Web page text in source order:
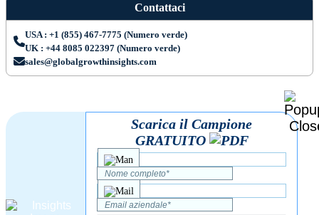
Contattaci
USA : +1 (855) 467-7775 (Numero verde)
UK : +44 8085 022397 (Numero verde)
sales@globalgrowthinsights.com
Scarica il Campione
GRATUITO